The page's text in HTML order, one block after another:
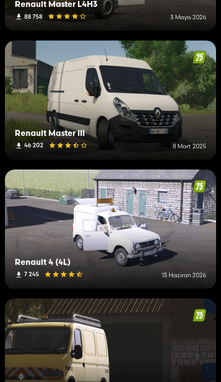
Renault Master L4H3
88 758 3 Mayıs 2026
Renault Master III
46 202 8 Mart 2025
Renault 4 (4L)
7 245 13 Haziran 2026